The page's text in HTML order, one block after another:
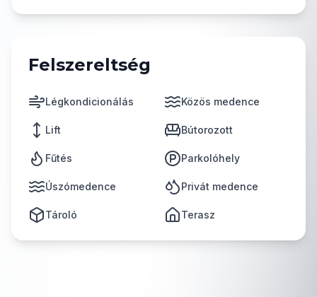
Felszereltség
Légkondicionálás Közös medence
Lift Bútorozott
Fűtés Parkolóhely
Úszómedence Privát medence
Tároló Terasz